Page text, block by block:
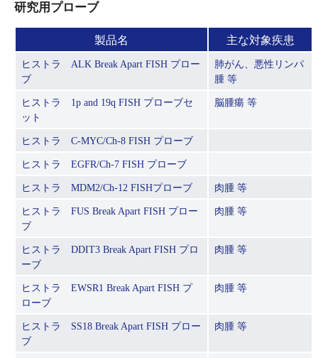
研究用プローブ
製品名 主な対象疾患
ヒストラ ALK Break Apart FISH プロー
ブ
肺がん、悪性リンパ
腫 等
ヒストラ 1p and 19q FISH プローブセ
ット
脳腫瘍 等
ヒストラ C-MYC/Ch-8 FISH プローブ
ヒストラ EGFR/Ch-7 FISH プローブ
ヒストラ MDM2/Ch-12 FISHプローブ 肉腫 等
ヒストラ FUS Break Apart FISH プロー
ブ
肉腫 等
ヒストラ DDIT3 Break Apart FISH プロ
ーブ
肉腫 等
ヒストラ EWSR1 Break Apart FISH プ
ローブ
肉腫 等
ヒストラ SS18 Break Apart FISH プロー
ブ
肉腫 等